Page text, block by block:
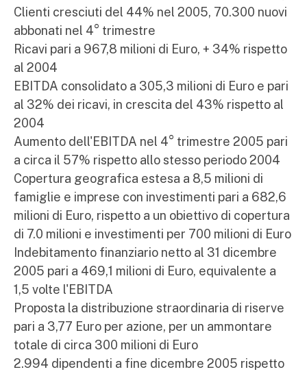
Clienti cresciuti del 44% nel 2005, 70.300 nuovi
abbonati nel 4° trimestre
Ricavi pari a 967,8 milioni di Euro, + 34% rispetto
al 2004
EBITDA consolidato a 305,3 milioni di Euro e pari
al 32% dei ricavi, in crescita del 43% rispetto al
2004
Aumento dell'EBITDA nel 4° trimestre 2005 pari
a circa il 57% rispetto allo stesso periodo 2004
Copertura geografica estesa a 8,5 milioni di
famiglie e imprese con investimenti pari a 682,6
milioni di Euro, rispetto a un obiettivo di copertura
di 7.0 milioni e investimenti per 700 milioni di Euro
Indebitamento finanziario netto al 31 dicembre
2005 pari a 469,1 milioni di Euro, equivalente a
1,5 volte l'EBITDA
Proposta la distribuzione straordinaria di riserve
pari a 3,77 Euro per azione, per un ammontare
totale di circa 300 milioni di Euro
2.994 dipendenti a fine dicembre 2005 rispetto